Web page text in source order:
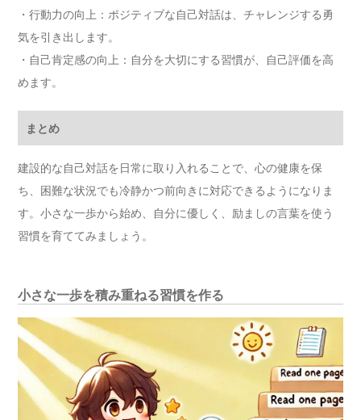
・行動力の向上：ポジティブな自己対話は、チャレンジする勇
気を引き出します。
・自己肯定感の向上：自分を大切にする習慣が、自己評価を高
めます。
まとめ
建設的な自己対話を日常に取り入れることで、心の健康を保
ち、困難な状況でも冷静かつ前向きに対応できるようになりま
す。小さな一歩から始め、自分に優しく、励ましの言葉を使う
習慣を育ててみましょう。
小さな一歩を積み重ねる習慣を作る